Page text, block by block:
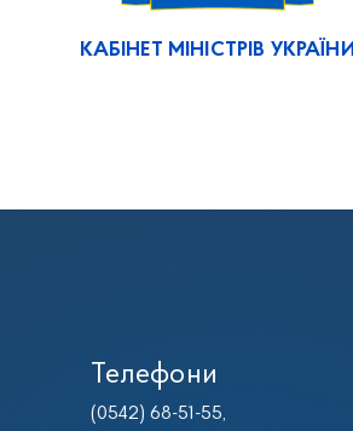
КАБІНЕТ МІНІСТРІВ УКРАЇНИ
Телефони
(0542) 68-51-55,